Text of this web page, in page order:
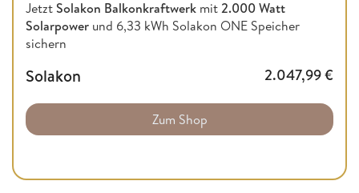
JetztSolakon Balkonkraftwerk mit2.000 Watt
Solarpower und 6,33 kWh Solakon ONE Speicher
sichern
Solakon 2.047,99€
Zum Shop